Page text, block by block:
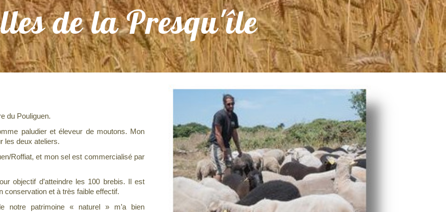
de la Presqu'île
du Pouliguen.
paludier et éleveur de moutons. Mon
les deux ateliers.
Roffiat, et mon sel est commercialisé par
objectif d’atteindre les 100 brebis. Il est
conservation et à très faible effectif.
notre patrimoine « naturel » m’a bien